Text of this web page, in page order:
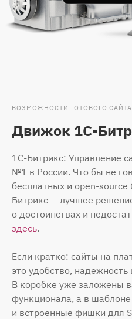
ВОЗМОЖНОСТИ ГОТОВОГО САЙТА
Движок 1С-
1С-Битрикс: Управление
№1 в России. Что бы не
бесплатных и open-source
Битрикс — лучшее
о достоинствах и
здесь.
Если кратко: сайты на
это удобство,
В коробке уже заложены
функционала, а в
и встроенные фишки для